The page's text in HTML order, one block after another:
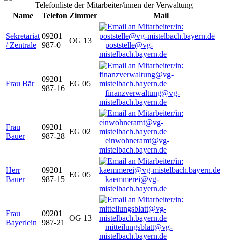
Telefonliste der Mitarbeiter/innen der Verwaltung
Name
Telefon Zimmer Mail
Sekretariat
/ Zentrale
09201
987-0
OG 13
poststelle@vg-
mistelbach.bayern.de
Frau Bär
09201
987-16
EG 05
finanzverwaltung@vg-
mistelbach.bayern.de
Frau
Bauer
09201
987-28
EG 02
einwohneramt@vg-
mistelbach.bayern.de
Herr
Bauer
09201
987-15
EG 05
kaemmerei@vg-
mistelbach.bayern.de
Frau
Bayerlein
09201
987-21
OG 13
mitteilungsblatt@vg-
mistelbach.bayern.de